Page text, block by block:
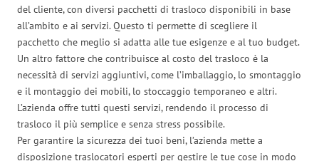
del cliente, con diversi pacchetti di trasloco disponibili in base
all’ambito e ai servizi. Questo ti permette di scegliere il
pacchetto che meglio si adatta alle tue esigenze e al tuo budget.
Un altro fattore che contribuisce al costo del trasloco è la
necessità di servizi aggiuntivi, come l’imballaggio, lo smontaggio
e il montaggio dei mobili, lo stoccaggio temporaneo e altri.
L’azienda offre tutti questi servizi, rendendo il processo di
trasloco il più semplice e senza stress possibile.
Per garantire la sicurezza dei tuoi beni, l’azienda mette a
disposizione traslocatori esperti per gestire le tue cose in modo